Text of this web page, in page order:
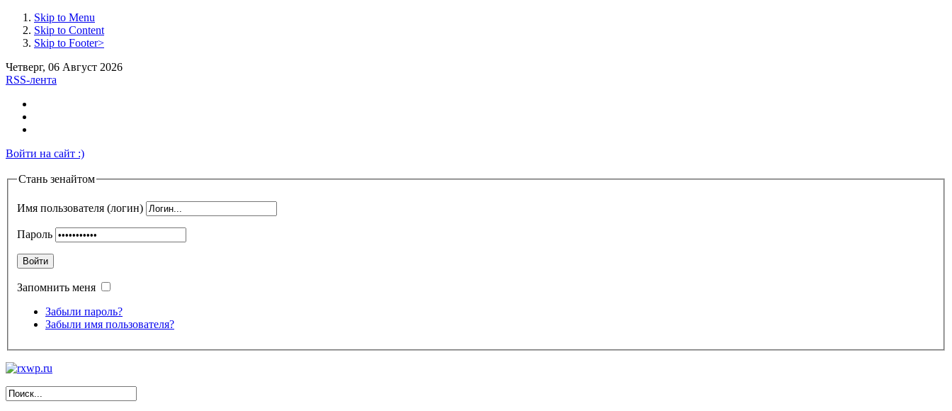
Skip to Menu
Skip to Content
Skip to Footer>
Четверг, 06 Август 2026
RSS-лента
Войти на сайт :)
Стань зенайтом
Имя пользователя (логин)
Пароль
Войти
Запомнить меня
Забыли пароль?
Забыли имя пользователя?